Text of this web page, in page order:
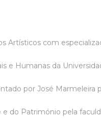
Artísticos com
e Humanas da
por José Marmeleira
e do Património pela